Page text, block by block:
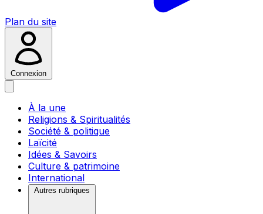
Plan du site
Connexion
À la une
Religions & Spiritualités
Société & politique
Laïcité
Idées & Savoirs
Culture & patrimoine
International
Autres rubriques